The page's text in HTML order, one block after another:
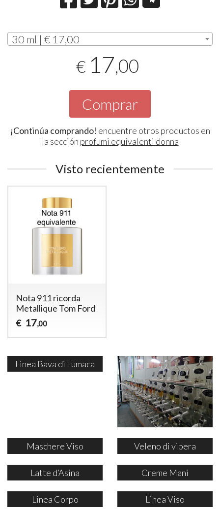
30 ml | € 17,00
€ 17,00
Comprar
¡Continúa comprando! encuentre otros productos en
la sección profumi equivalenti donna
Visto recientemente
Nota 911 ricorda
Metallique Tom Ford
€ 17,00
Linea Bava di Lumaca
Maschere Viso Veleno di vipera
Latte d’Asina Creme Mani
Linea Corpo Linea Viso